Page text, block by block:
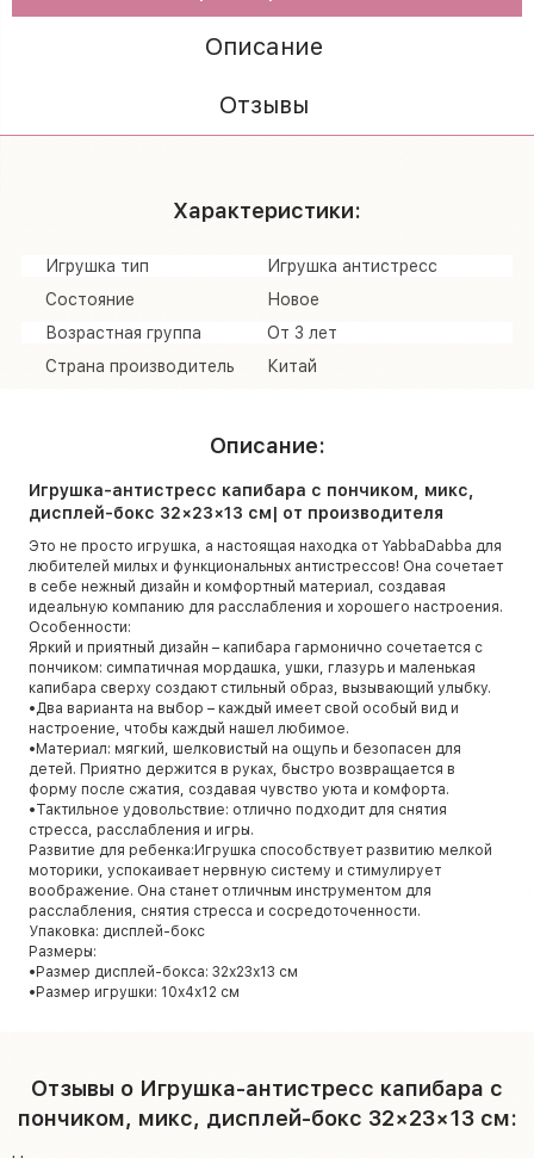
Описание
Отзывы
Характеристики:
Игрушка тип
Игрушка антистресс
Состояние
Новое
Возрастная группа
От 3 лет
Страна производитель
Китай
Описание:
Игрушка-антистресс капибара с пончиком, микс,
дисплей-бокс 32×23×13 см| от производителя
Это не просто игрушка, а настоящая находка от YabbaDabba для
любителей милых и функциональных антистрессов! Она сочетает
в себе нежный дизайн и комфортный материал, создавая
идеальную компанию для расслабления и хорошего настроения.
Особенности:
Яркий и приятный дизайн – капибара гармонично сочетается с
пончиком: симпатичная мордашка, ушки, глазурь и маленькая
капибара сверху создают стильный образ, вызывающий улыбку.
•Два варианта на выбор – каждый имеет свой особый вид и
настроение, чтобы каждый нашел любимое.
•Материал: мягкий, шелковистый на ощупь и безопасен для
детей. Приятно держится в руках, быстро возвращается в
форму после сжатия, создавая чувство уюта и комфорта.
•Тактильное удовольствие: отлично подходит для снятия
стресса, расслабления и игры.
Развитие для ребенка:Игрушка способствует развитию мелкой
моторики, успокаивает нервную систему и стимулирует
воображение. Она станет отличным инструментом для
расслабления, снятия стресса и сосредоточенности.
Упаковка: дисплей-бокс
Размеры:
•Размер дисплей-бокса: 32х23х13 см
•Размер игрушки: 10х4х12 см
Отзывы о Игрушка-антистресс капибара с
пончиком, микс, дисплей-бокс 32×23×13 см: